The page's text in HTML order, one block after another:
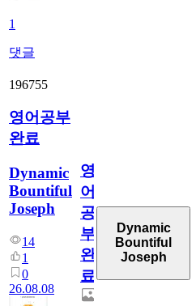
1
댓글
196755
영어공부
완료
Dynamic
Bountiful
Joseph
14
1
0
26.08.08
영
어
공
부
완
료
Dynamic
Bountiful
Joseph